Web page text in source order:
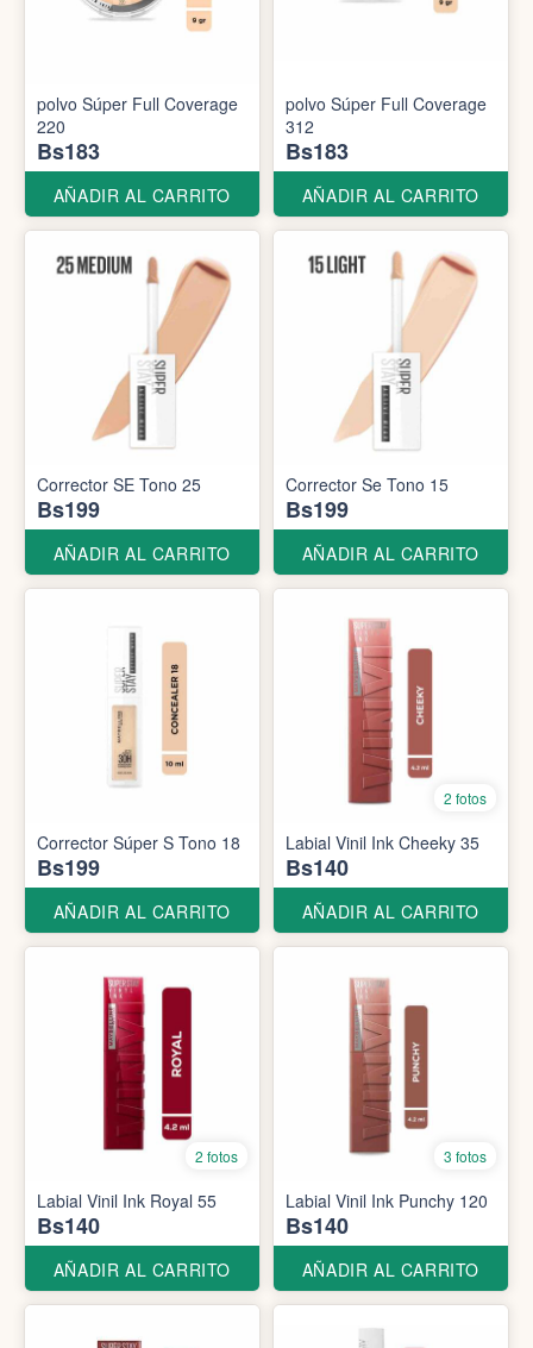
polvo Súper Full Coverage
220
Bs183
AÑADIR AL CARRITO
polvo Súper Full Coverage
312
Bs183
AÑADIR AL CARRITO
Corrector SE Tono 25
Bs199
AÑADIR AL CARRITO
Corrector Se Tono 15
Bs199
AÑADIR AL CARRITO
Corrector Súper S Tono 18
Bs199
AÑADIR AL CARRITO
2 fotos
Labial Vinil Ink Cheeky 35
Bs140
AÑADIR AL CARRITO
2 fotos
Labial Vinil Ink Royal 55
Bs140
AÑADIR AL CARRITO
3 fotos
Labial Vinil Ink Punchy 120
Bs140
AÑADIR AL CARRITO